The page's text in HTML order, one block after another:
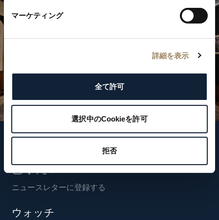
マーケティング
詳細を表示
全て許可
選択中のCookieを許可
拒否
ニュースレターに登録する
ウォッチ